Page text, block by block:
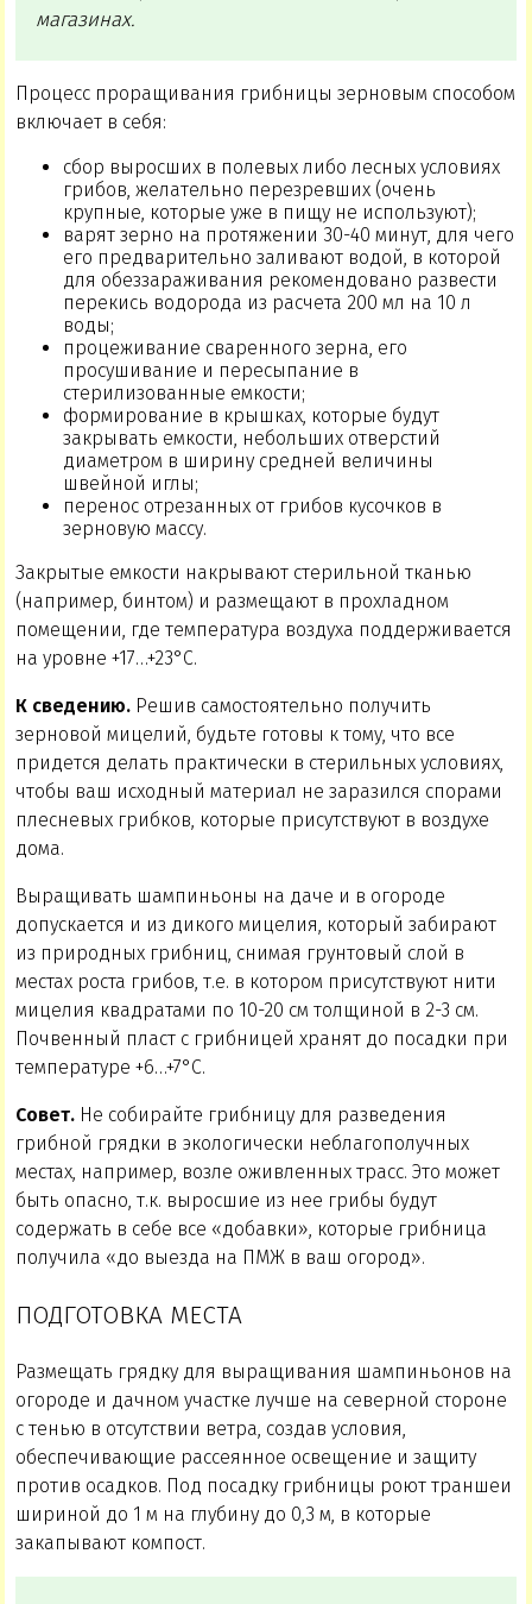
магазинах.
Процесс проращивания грибницы зерновым способом
включает в себя:
сбор выросших в полевых либо лесных условиях
грибов, желательно перезревших (очень
крупные, которые уже в пищу не используют);
варят зерно на протяжении 30-40 минут, для чего
его предварительно заливают водой, в которой
для обеззараживания рекомендовано развести
перекись водорода из расчета 200 мл на 10 л
воды;
процеживание сваренного зерна, его
просушивание и пересыпание в
стерилизованные емкости;
формирование в крышках, которые будут
закрывать емкости, небольших отверстий
диаметром в ширину средней величины
швейной иглы;
перенос отрезанных от грибов кусочков в
зерновую массу.
Закрытые емкости накрывают стерильной тканью
(например, бинтом) и размещают в прохладном
помещении, где температура воздуха поддерживается
на уровне +17…+23°С.
К сведению. Решив самостоятельно получить
зерновой мицелий, будьте готовы к тому, что все
придется делать практически в стерильных условиях,
чтобы ваш исходный материал не заразился спорами
плесневых грибков, которые присутствуют в воздухе
дома.
Выращивать шампиньоны на даче и в огороде
допускается и из дикого мицелия, который забирают
из природных грибниц, снимая грунтовый слой в
местах роста грибов, т.е. в котором присутствуют нити
мицелия квадратами по 10-20 см толщиной в 2-3 см.
Почвенный пласт с грибницей хранят до посадки при
температуре +6…+7°С.
Совет. Не собирайте грибницу для разведения
грибной грядки в экологически неблагополучных
местах, например, возле оживленных трасс. Это может
быть опасно, т.к. выросшие из нее грибы будут
содержать в себе все «добавки», которые грибница
получила «до выезда на ПМЖ в ваш огород».
ПОДГОТОВКА МЕСТА
Размещать грядку для выращивания шампиньонов на
огороде и дачном участке лучше на северной стороне
с тенью в отсутствии ветра, создав условия,
обеспечивающие рассеянное освещение и защиту
против осадков. Под посадку грибницы роют траншеи
шириной до 1 м на глубину до 0,3 м, в которые
закапывают компост.